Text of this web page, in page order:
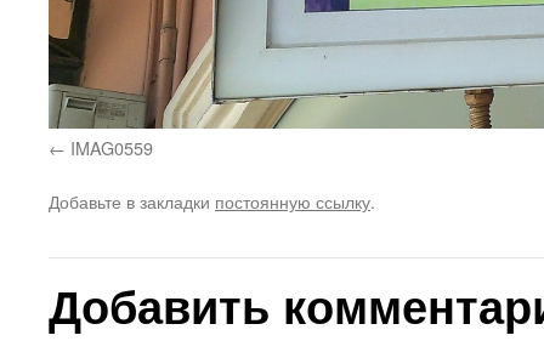
IMAG0559
Добавьте в закладки постоянную ссылку.
Добавить